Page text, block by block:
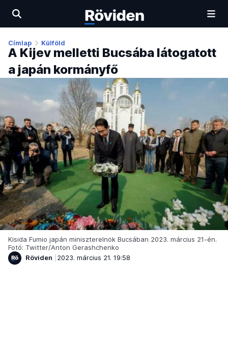
Címlap Külföld
A Kijev melletti Bucsába látogatott
a japán kormányfő
Kisida Fumio japán miniszterelnök Bucsában 2023. március 21-én.
Fotó: Twitter/Anton Gerashchenko
Röviden
2023. március 21. 19:58